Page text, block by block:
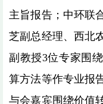
主旨报告；中环联
芝副总经理、西北
副教授3位专家围
算方法等作专业报
与会嘉宾围绕价值